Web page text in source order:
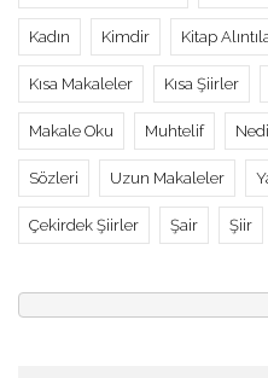
Kadın Kimdir Kitap
Kısa Makaleler Kısa Şiirler
Makale Oku Muhtelif
Sözleri Uzun Makaleler
Çekirdek Şiirler Şair Şiir